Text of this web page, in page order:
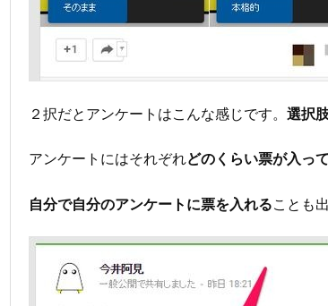
２択だとアンケートはこんな感じです。 選択
アンケートにはそれぞれどのくらい票が入っ
自分で自分のアンケートに票を入れることも